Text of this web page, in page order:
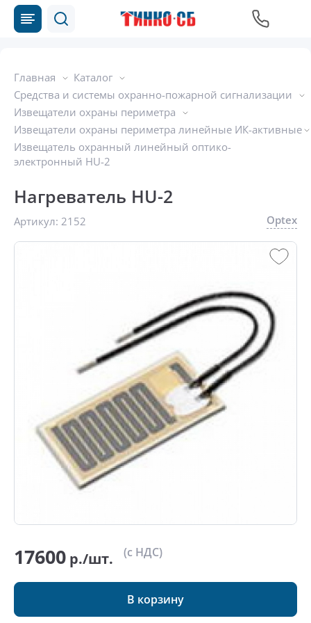
Главная
Каталог
Средства и системы охранно-пожарной сигнализации
Извещатели охраны периметра
Извещатели охраны периметра линейные ИК-активные
Извещатель охранный линейный оптико-
электронный HU-2
Нагреватель HU-2
Артикул: 2152 Optex
17600 р./шт. (с НДС)
В корзину